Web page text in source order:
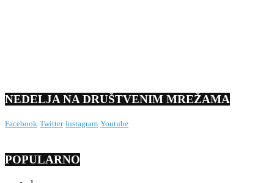
NEDELJA NA DRUŠTVENIM MREŽAMA
Facebook Twitter Instagram Youtube
POPULARNO